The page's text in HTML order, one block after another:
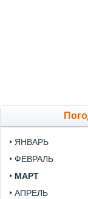
ЯНВАРЬ
ФЕВРАЛЬ
МАРТ
АПРЕЛЬ